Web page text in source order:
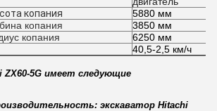
копания
5880 мм
копания
3850 мм
копания
6250 мм
40,5-2,5 км/ч
ZX60-5G имеет следующие
экскаватор Hitachi